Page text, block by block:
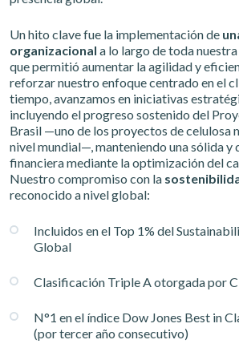
Un hito clave fue la implementación de
organizacional a lo largo de toda
que permitió aumentar la agilidad y
reforzar nuestro enfoque centrado en el
tiempo, avanzamos en iniciativas
incluyendo el progreso sostenido del
Brasil —uno de los proyectos de celulosa
nivel mundial—, manteniendo una sólida
financiera mediante la optimización del
Nuestro compromiso con la
reconocido a nivel global:
Incluidos en el Top 1% del
Global
Clasificación Triple A otorgada por
N°1 en el índice Dow Jones Best in
(por tercer año consecutivo)